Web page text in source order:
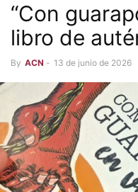
“Con
libro de
By ACN - 13 de junio de 2026